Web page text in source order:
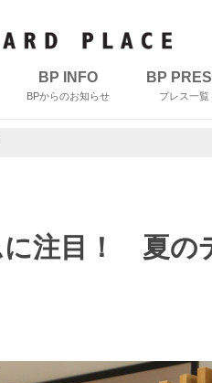
BP INFO
BPからのお知らせ
BP
プレス一覧
に注目！ 夏の